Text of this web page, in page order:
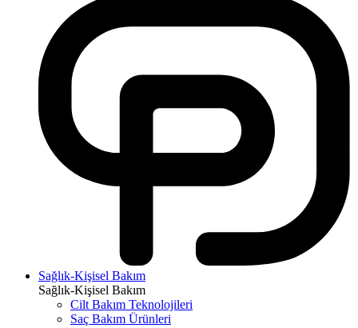
Sağlık-Kişisel Bakım
Sağlık-Kişisel Bakım
Cilt Bakım Teknolojileri
Saç Bakım Ürünleri